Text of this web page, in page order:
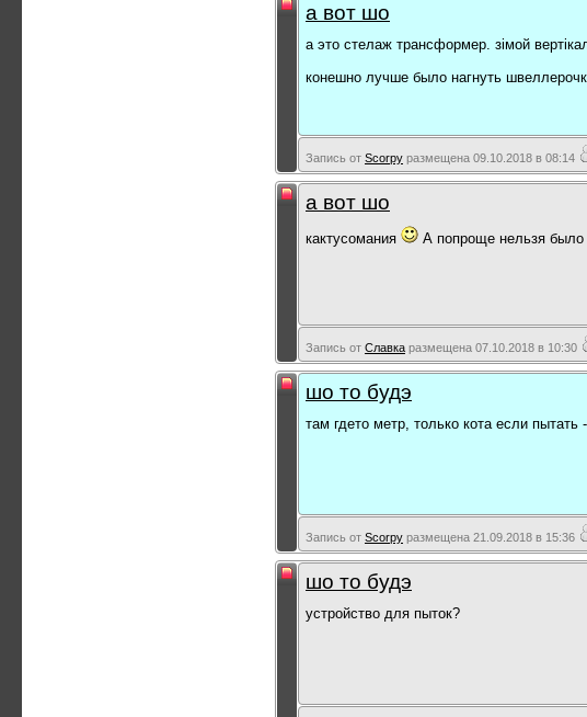
а вот шо
а это стелаж трансформер. зімой
конешно лучше было нагнуть
Запись от Scorpy размещена 09.10.2018 в 08:14
а вот шо
кактусомания А попроще нельзя было
Запись от Славка размещена 07.10.2018 в 10:30
шо то будэ
там гдето метр, только кота если пытать
Запись от Scorpy размещена 21.09.2018 в 15:36
шо то будэ
устройство для пыток?